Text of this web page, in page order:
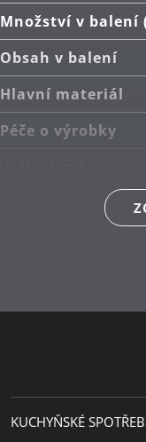
Množství v balení
Obsah v balení
Hlavní materiál
Péče o výrobky
KUCHYŇSKÉ